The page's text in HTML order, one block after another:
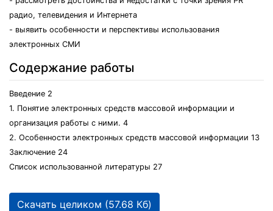
радио, телевидения и Интернета
- выявить особенности и перспективы использования
электронных СМИ
Содержание работы
Введение 2
1. Понятие электронных средств массовой информации и
организация работы с ними. 4
2. Особенности электронных средств массовой информации 13
Заключение 24
Список использованной литературы 27
Скачать целиком (57.68 Кб)